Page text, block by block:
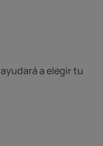
a elegir tu